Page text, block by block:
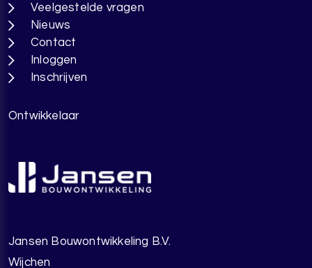
Veelgestelde vragen
Nieuws
Contact
Inloggen
Inschrijven
Ontwikkelaar
Jansen Bouwontwikkeling B.V.
Wijchen